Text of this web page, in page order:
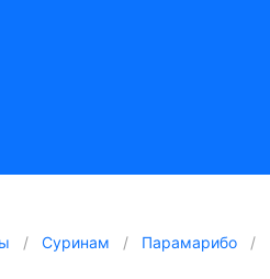
Суринам
Парамарибо